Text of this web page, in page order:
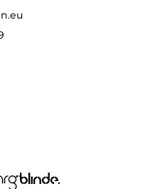
Bioethanol
Blinde Design